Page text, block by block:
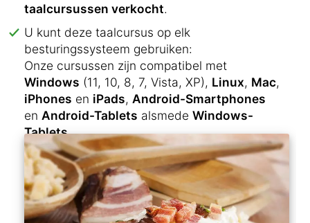
taalcursussen verkocht.
U kunt deze taalcursus op elk
besturingssysteem gebruiken:
Onze cursussen zijn compatibel met
Windows (11, 10, 8, 7, Vista, XP), Linux, Mac,
iPhones en iPads, Android-Smartphones
en Android-Tablets alsmede Windows-
Tablets.